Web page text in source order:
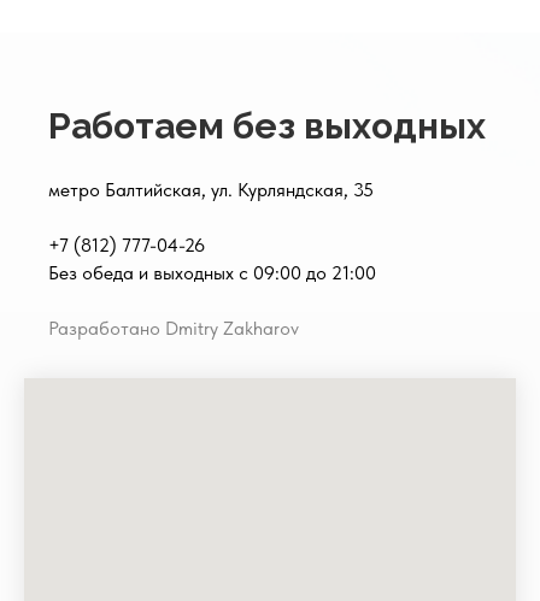
Работаем без выходных
метро Балтийская, ул. Курляндская, 35
+7 (812) 777-04-26
Без обеда и выходных с 09:00 до 21:00
Разработано Dmitry Zakharov